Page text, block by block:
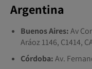
Argentina
Buenos Aires:Av
Aráoz 1146, C1414,
Córdoba:Av.